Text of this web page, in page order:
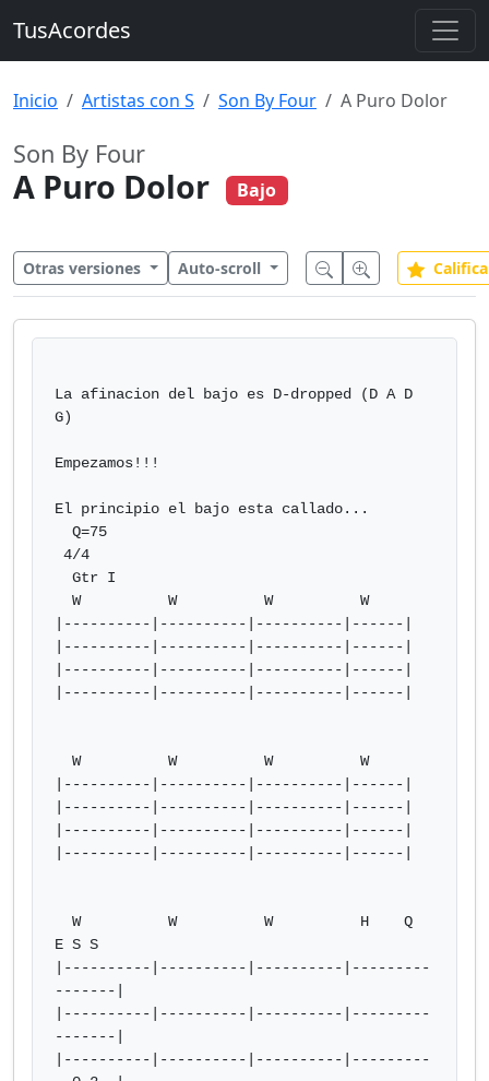
TusAcordes
Inicio Artistas con S Son By Four A Puro Dolor
Son By Four
A Puro Dolor Bajo
Otras versiones Auto-scroll
La afinacion del bajo es D-dropped (D A D
G)
Empezamos!!!
El principio el bajo esta callado...
|----------|----------|----------|------|
|----------|----------|----------|------|
|----------|----------|----------|------|
|----------|----------|----------|------|
|----------|----------|----------|------|
|----------|----------|----------|------|
|----------|----------|----------|------|
|----------|----------|----------|------|
E S S
|----------|----------|----------|---------
-------|
|----------|----------|----------|---------
-------|
|----------|----------|----------|---------